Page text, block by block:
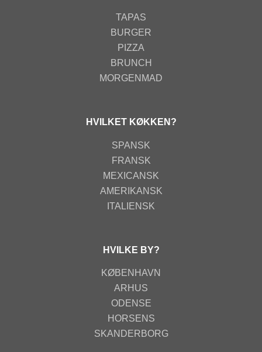
TAPAS
BURGER
PIZZA
BRUNCH
MORGENMAD
HVILKET KØKKEN?
SPANSK
FRANSK
MEXICANSK
AMERIKANSK
ITALIENSK
HVILKE BY?
KØBENHAVN
ARHUS
ODENSE
HORSENS
SKANDERBORG